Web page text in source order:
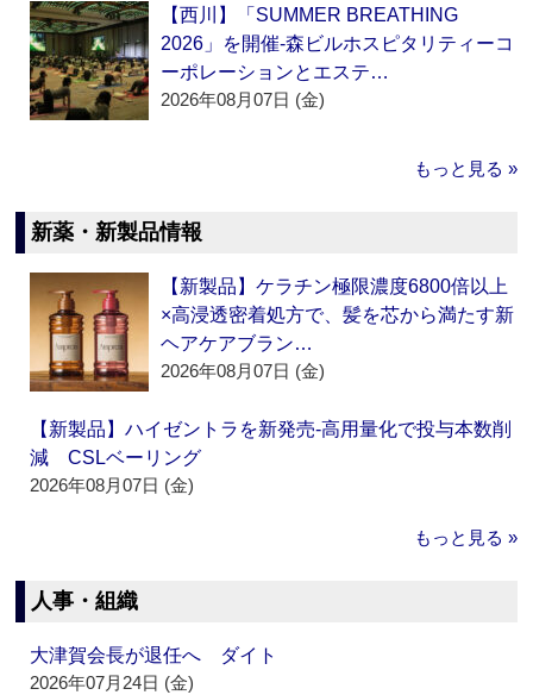
【西川】「SUMMER BREATHING
2026」を開催‐森ビルホスピタリティーコ
ーポレーションとエステ…
2026年08月07日 (金)
もっと見る »
新薬・新製品情報
【新製品】ケラチン極限濃度6800倍以上
×高浸透密着処方で、髪を芯から満たす新
ヘアケアブラン…
2026年08月07日 (金)
【新製品】ハイゼントラを新発売‐高用量化で投与本数削
減 CSLベーリング
2026年08月07日 (金)
もっと見る »
人事・組織
大津賀会長が退任へ ダイト
2026年07月24日 (金)